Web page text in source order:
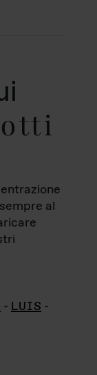
al
- LUIS -